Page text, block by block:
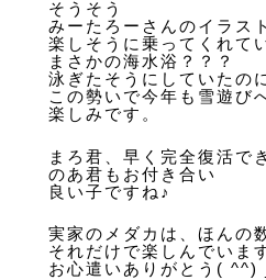
そうそう
みーたろーさんのイラス
楽しそうに乗ってくれて
まさかの海水浴？？？
泳ぎたそうにしていたの
この勢いで今年も雪遊び
楽しみです。
まろ君、早く完全復活で
のあ君もお付き合い
良い子ですね♪
実家のメダカは、ほんの
それだけで楽しんでいま
お心遣いありがとう( ^^)